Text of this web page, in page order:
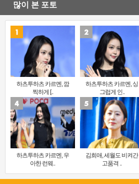
많이 본 포토
하츠투하츠 카르멘, 깜
찍하게 [..
하츠투하츠 카르멘, 싱
그럽게 인..
하츠투하츠 카르멘, 우
아한 런웨..
김희애, 세월도 비켜간
고품격 ..